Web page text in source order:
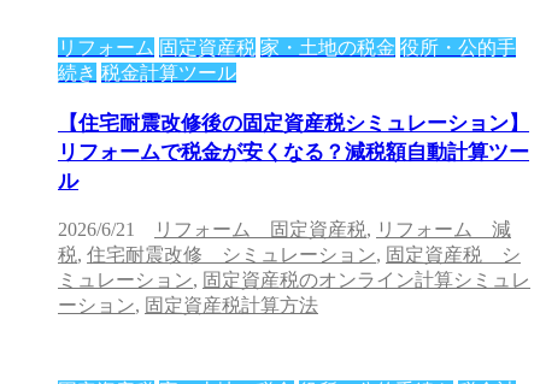
リフォーム 固定資産税 家・土地の税金 役所・公的手
続き 税金計算ツール
【住宅耐震改修後の固定資産税シミュレーション】
リフォームで税金が安くなる？減税額自動計算ツー
ル
2026/6/21 リフォーム 固定資産税, リフォーム 減
税, 住宅耐震改修 シミュレーション, 固定資産税 シ
ミュレーション, 固定資産税のオンライン計算シミュレ
ーション, 固定資産税計算方法